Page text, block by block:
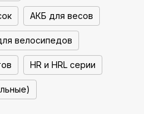
АКБ для весов
велосипедов
HR и HRL серии